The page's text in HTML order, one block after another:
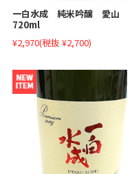
一白水成 純米吟醸 愛山
720ml
¥2,970(税抜 ¥2,700)